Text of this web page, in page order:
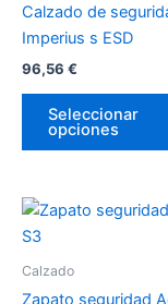
Calzado de
Imperius s ESD
96,56 €
Seleccionar
opciones
Calzado
Zapato seguridad